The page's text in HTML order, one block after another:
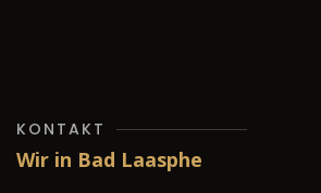
KONTAKT
Wir in Bad Laasphe